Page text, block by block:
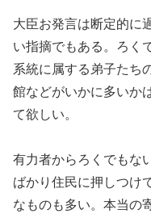
大臣お発言は断定的に
い指摘でもある。ろく
系統に属する弟子たち
館などがいかに多いか
て欲しい。
有力者からろくでもな
ばかり住民に押しつけ
なものも多い。本当の